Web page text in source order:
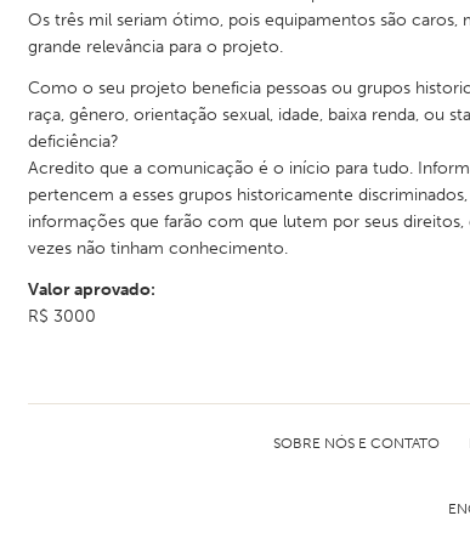
Os três mil seriam ótimo, pois equipamentos são caros,
grande relevância para o projeto.
Como o seu projeto beneficia pessoas ou grupos
raça, gênero, orientação sexual, idade, baixa renda, ou
deficiência?
Acredito que a comunicação é o início para tudo.
pertencem a esses grupos historicamente
informações que farão com que lutem por seus direitos,
vezes não tinham conhecimento.
Valor aprovado:
R$ 3000
SOBRE NÓS E CONTATO